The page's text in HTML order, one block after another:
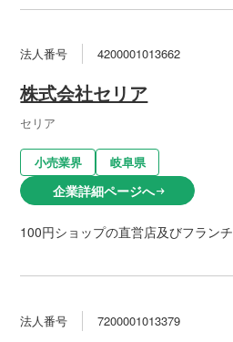
法人番号 4200001013662
株式会社セリア
セリア
小売業界 岐阜県
企業詳細ページへarrow_right_alt
100円ショップの直営店及びフラン
法人番号 7200001013379